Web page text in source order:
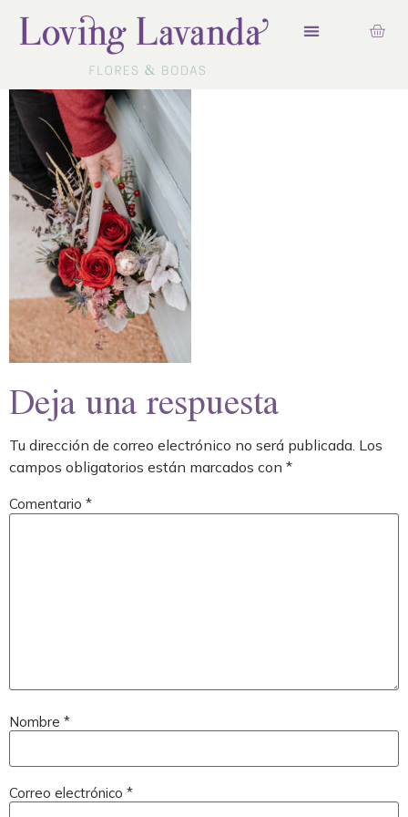
Deja una respuesta
Tu dirección de correo electrónico no será publicada. Los
campos obligatorios están marcados con *
Comentario *
Nombre *
Correo electrónico *